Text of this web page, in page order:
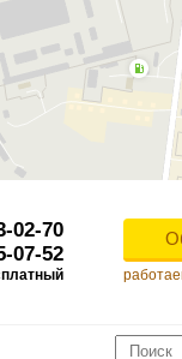
корректной работы Raster
02-70
07-52